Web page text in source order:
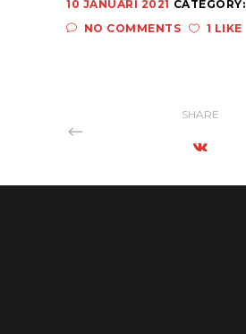
10 JANUARI 2021 CATEGORY:
NO COMMENTS
1 LIKE
SHARE